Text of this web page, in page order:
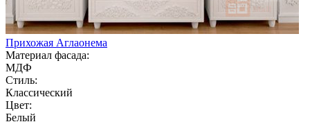
Прихожая Аглаонема
Материал фасада:
МДФ
Стиль:
Классический
Цвет:
Белый